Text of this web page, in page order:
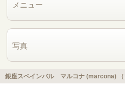
メニュー
写真
銀座スペインバル マルコナ (marcona) （